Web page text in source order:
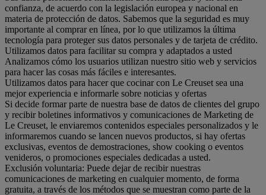
confianza, de acuerdo con la legislación europea y nacional en
materia de protección de datos. Sabemos que la seguridad es muy
importante al comprar en línea, por lo que utilizamos la última
tecnología para proteger sus datos personales y de tarjeta de crédito.
Utilizamos datos para facilitar su compra y adaptados a usted
Analizamos cómo los usuarios utilizan nuestro sitio web y servicios
para hacer las cosas más fáciles e interesantes.
Utilizamos datos para hacer que cocinar con Le Creuset sea una
mejor experiencia e informarle sobre noticias y ofertas
Si decide formar parte de nuestra base de datos de clientes del grupo
y recibir boletines informativos y comunicaciones de Marketing de
Le Creuset, le enviaremos contenidos especiales personalizados y le
informaremos cuando se lancen nuevos productos, si hay ofertas
exclusivas, eventos de demostraciones, show cooking o eventos
venideros, o promociones especiales dedicadas a usted.
Exclusión voluntaria: Puede dejar de recibir nuestras
comunicaciones de marketing en cualquier momento, de forma
gratuita, a través de los métodos que se muestran como parte de la